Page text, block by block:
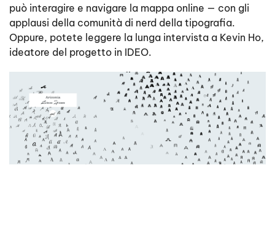
può interagire e navigare la mappa online — con gli
applausi della comunità di nerd della tipografia.
Oppure, potete leggere la lunga intervista a Kevin Ho,
ideatore del progetto in IDEO.